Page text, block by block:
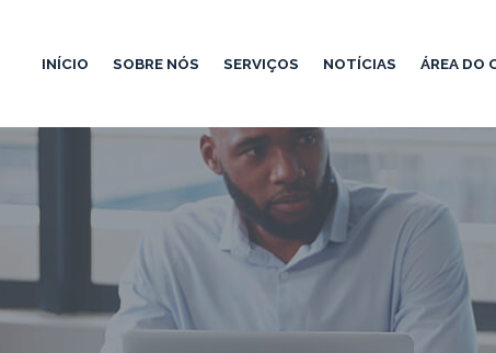
INÍCIO SOBRE NÓS SERVIÇOS NOTÍCIAS ÁREA DO